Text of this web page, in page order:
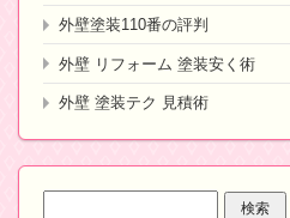
外壁塗装110番の評判
外壁 リフォーム 塗装安く術
外壁 塗装テク 見積術